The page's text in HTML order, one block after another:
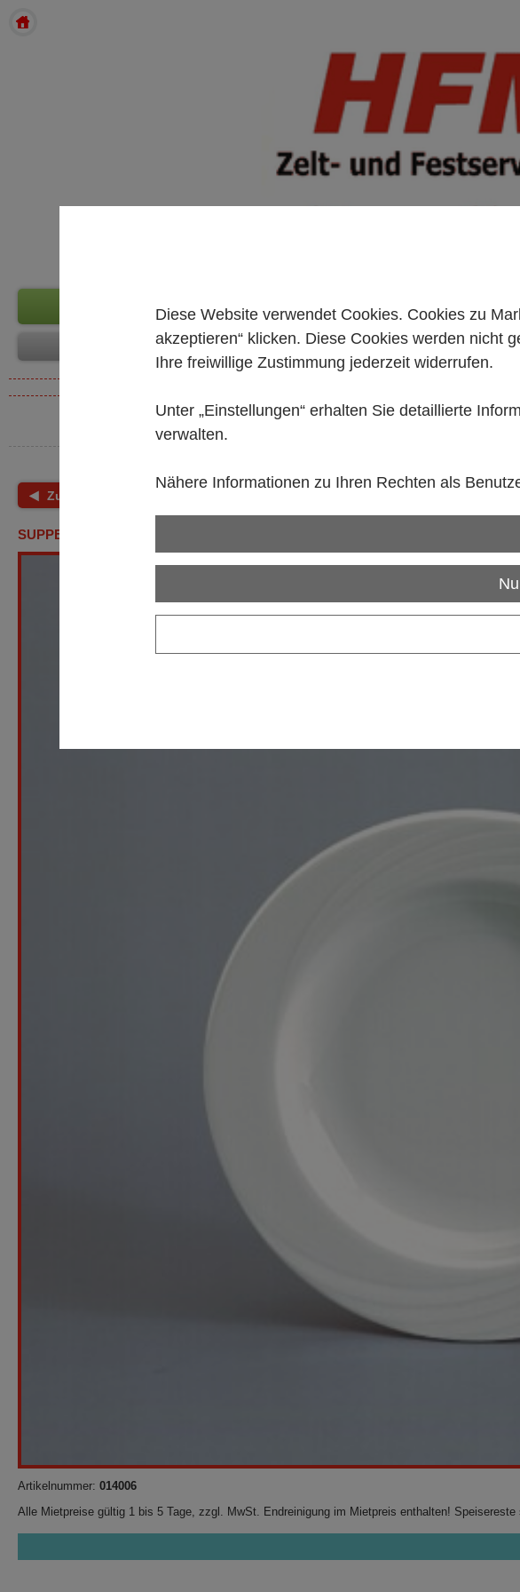
Zurück
SUPPENTELLER, SERIE ''DONNA'', (PE = 32)
Artikelnummer: 014006
Alle Mietpreise gültig 1 bis 5 Tage, zzgl. MwSt. Endreinigung im Mietpreis enthalten! Speisereste
Diese Website verwendet Cookies. Cookies zu
akzeptieren“ klicken. Diese Cookies werden nicht
Ihre freiwillige Zustimmung jederzeit widerrufen.
Unter „Einstellungen“ erhalten Sie detaillierte
verwalten.
Nähere Informationen zu Ihren Rechten als